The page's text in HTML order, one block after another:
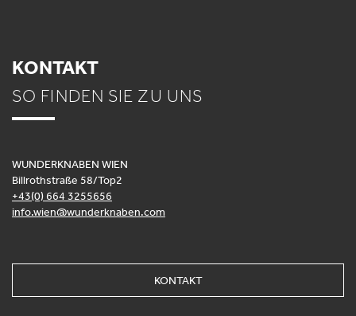
KONTAKT
SO FINDEN SIE ZU UNS
WUNDERKNABEN WIEN
Billrothstraße 58/Top2
+43(0) 664 3255656
info.wien@wunderknaben.com
KONTAKT